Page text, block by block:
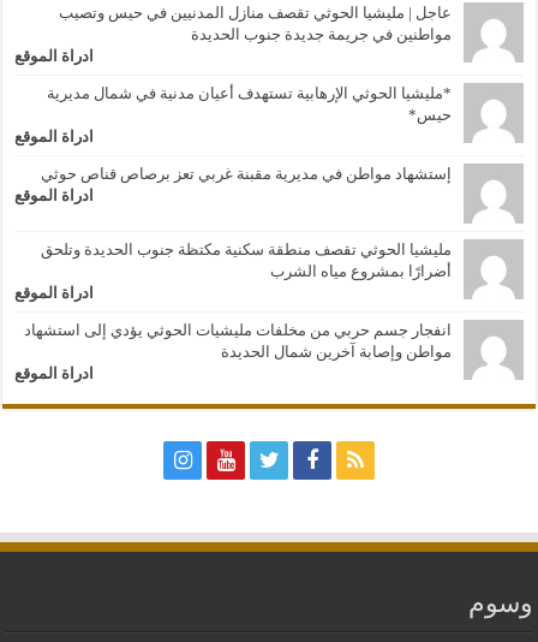
عاجل | مليشيا الحوثي تقصف منازل المدنيين في حيس وتصيب
مواطنين في جريمة جديدة جنوب الحديدة
ادراة الموقع
*مليشيا الحوثي الإرهابية تستهدف أعيان مدنية في شمال مديرية
حيس*
ادراة الموقع
إستشهاد مواطن في مديرية مقبنة غربي تعز برصاص قناص حوثي
ادراة الموقع
مليشيا الحوثي تقصف منطقة سكنية مكتظة جنوب الحديدة وتلحق
أضرارًا بمشروع مياه الشرب
ادراة الموقع
انفجار جسم حربي من مخلفات مليشيات الحوثي يؤدي إلى استشهاد
مواطن وإصابة آخرين شمال الحديدة
ادراة الموقع
وسوم